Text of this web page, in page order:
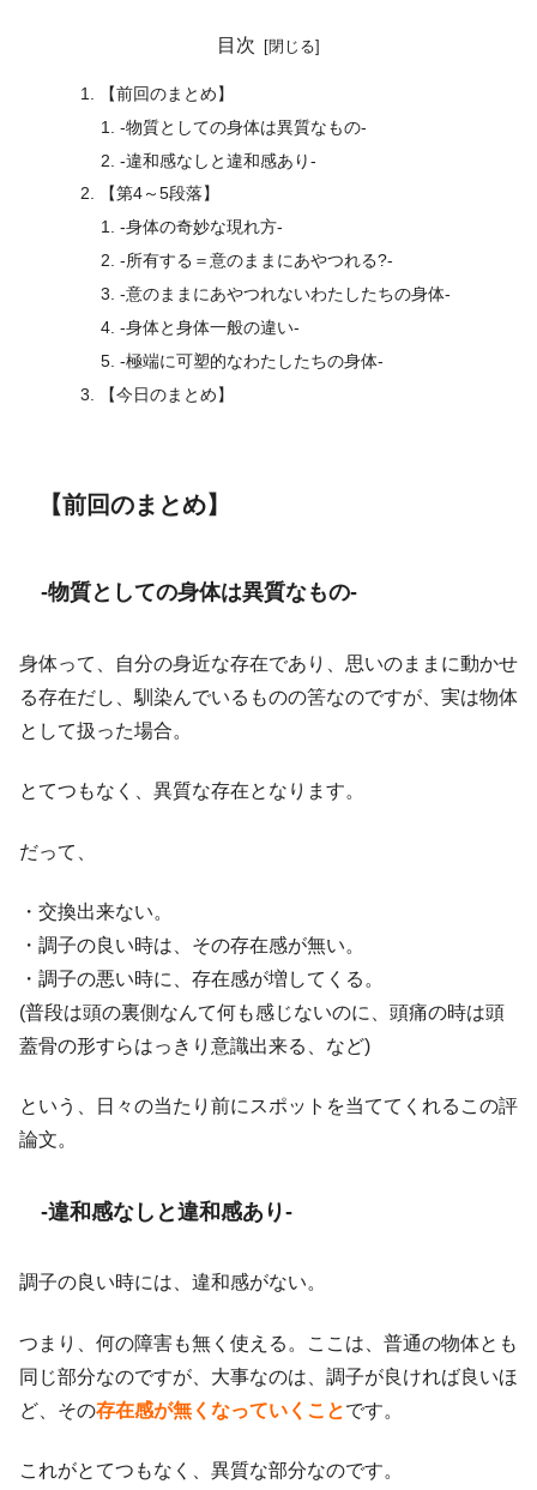
目次
【前回のまとめ】
-物質としての身体は異質なもの-
-違和感なしと違和感あり-
【第4～5段落】
-身体の奇妙な現れ方-
-所有する＝意のままにあやつれる?-
-意のままにあやつれないわたしたちの身体-
-身体と身体一般の違い-
-極端に可塑的なわたしたちの身体-
【今日のまとめ】
【前回のまとめ】
-物質としての身体は異質なもの-
身体って、自分の身近な存在であり、思いのままに動かせ
る存在だし、馴染んでいるものの筈なのですが、実は物体
として扱った場合。
とてつもなく、異質な存在となります。
だって、
・交換出来ない。
・調子の良い時は、その存在感が無い。
・調子の悪い時に、存在感が増してくる。
(普段は頭の裏側なんて何も感じないのに、頭痛の時は頭
蓋骨の形すらはっきり意識出来る、など)
という、日々の当たり前にスポットを当ててくれるこの評
論文。
-違和感なしと違和感あり-
調子の良い時には、違和感がない。
つまり、何の障害も無く使える。ここは、普通の物体とも
同じ部分なのですが、大事なのは、調子が良ければ良いほ
ど、その存在感が無くなっていくことです。
これがとてつもなく、異質な部分なのです。